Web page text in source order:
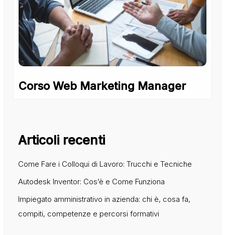
Corso Web Marketing Manager
Articoli recenti
Come Fare i Colloqui di Lavoro: Trucchi e Tecniche
Autodesk Inventor: Cos’è e Come Funziona
Impiegato amministrativo in azienda: chi è, cosa fa,
compiti, competenze e percorsi formativi